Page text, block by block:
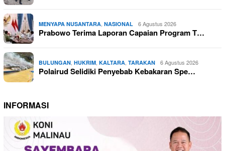
MENYAPA NUSANTARA NASIONAL 6 Agustus 2026
Prabowo Terima Laporan Capaian Program T…
BULUNGAN HUKRIM KALTARA TARAKAN 6 Agustus 2026
Polairud Selidiki Penyebab Kebakaran Spe…
INFORMASI